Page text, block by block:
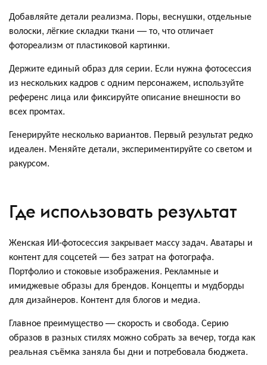
Добавляйте детали реализма. Поры, веснушки, отдельные
волоски, лёгкие складки ткани — то, что отличает
фотореализм от пластиковой картинки.
Держите единый образ для серии. Если нужна фотосессия
из нескольких кадров с одним персонажем, используйте
референс лица или фиксируйте описание внешности во
всех промтах.
Генерируйте несколько вариантов. Первый результат редко
идеален. Меняйте детали, экспериментируйте со светом и
ракурсом.
Где использовать результат
Женская ИИ-фотосессия закрывает массу задач. Аватары и
контент для соцсетей — без затрат на фотографа.
Портфолио и стоковые изображения. Рекламные и
имиджевые образы для брендов. Концепты и мудборды
для дизайнеров. Контент для блогов и медиа.
Главное преимущество — скорость и свобода. Серию
образов в разных стилях можно собрать за вечер, тогда как
реальная съёмка заняла бы дни и потребовала бюджета.